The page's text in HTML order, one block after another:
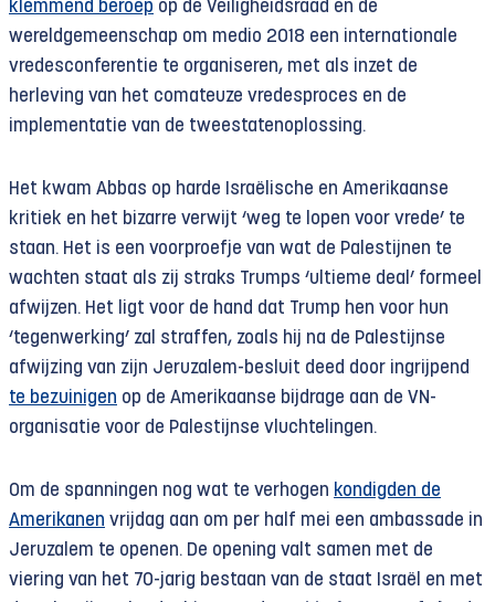
klemmend beroep op de Veiligheidsraad en de
wereldgemeenschap om medio 2018 een internationale
vredesconferentie te organiseren, met als inzet de
herleving van het comateuze vredesproces en de
implementatie van de tweestatenoplossing.
Het kwam Abbas op harde Israëlische en Amerikaanse
kritiek en het bizarre verwijt ‘weg te lopen voor vrede’ te
staan. Het is een voorproefje van wat de Palestijnen te
wachten staat als zij straks Trumps ‘ultieme deal’ formeel
afwijzen. Het ligt voor de hand dat Trump hen voor hun
‘tegenwerking’ zal straffen, zoals hij na de Palestijnse
afwijzing van zijn Jeruzalem-besluit deed door ingrijpend
te bezuinigen op de Amerikaanse bijdrage aan de VN-
organisatie voor de Palestijnse vluchtelingen.
Om de spanningen nog wat te verhogen kondigden de
Amerikanen vrijdag aan om per half mei een ambassade in
Jeruzalem te openen. De opening valt samen met de
viering van het 70-jarig bestaan van de staat Israël en met